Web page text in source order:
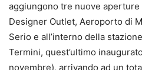
aggiungono tre nuove aperture
Designer Outlet, Aeroporto di
Serio e all’interno della
Termini, quest’ultimo
novembre), arrivando ad un